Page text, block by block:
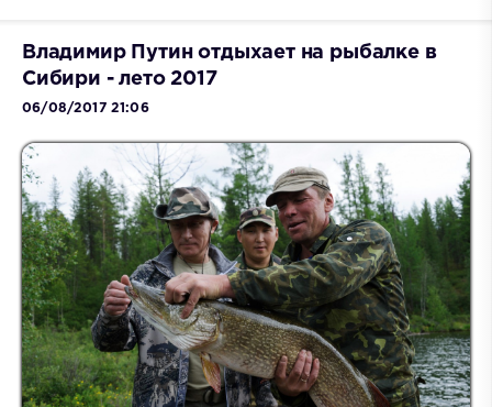
Владимир Путин отдыхает на рыбалке в
Сибири - лето 2017
06/08/2017 21:06